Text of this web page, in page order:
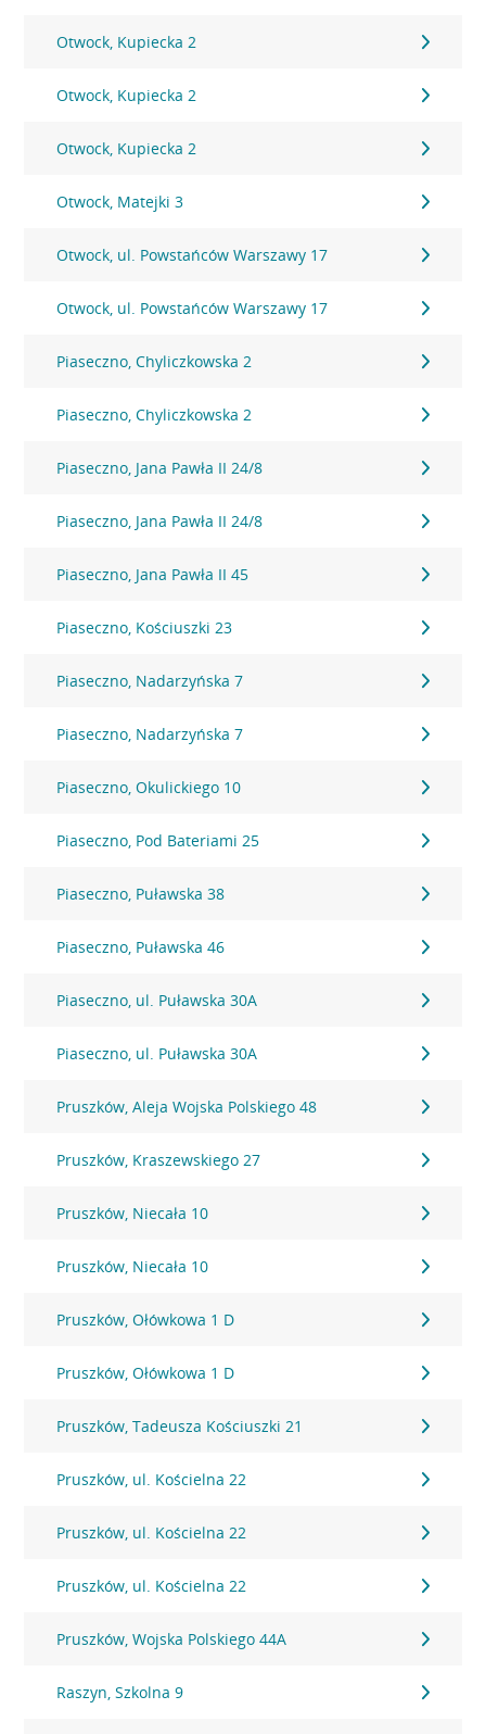
Otwock, Kupiecka 2
Otwock, Kupiecka 2
Otwock, Kupiecka 2
Otwock, Matejki 3
Otwock, ul. Powstańców Warszawy 17
Otwock, ul. Powstańców Warszawy 17
Piaseczno, Chyliczkowska 2
Piaseczno, Chyliczkowska 2
Piaseczno, Jana Pawła II 24/8
Piaseczno, Jana Pawła II 24/8
Piaseczno, Jana Pawła II 45
Piaseczno, Kościuszki 23
Piaseczno, Nadarzyńska 7
Piaseczno, Nadarzyńska 7
Piaseczno, Okulickiego 10
Piaseczno, Pod Bateriami 25
Piaseczno, Puławska 38
Piaseczno, Puławska 46
Piaseczno, ul. Puławska 30A
Piaseczno, ul. Puławska 30A
Pruszków, Aleja Wojska Polskiego 48
Pruszków, Kraszewskiego 27
Pruszków, Niecała 10
Pruszków, Niecała 10
Pruszków, Ołówkowa 1 D
Pruszków, Ołówkowa 1 D
Pruszków, Tadeusza Kościuszki 21
Pruszków, ul. Kościelna 22
Pruszków, ul. Kościelna 22
Pruszków, ul. Kościelna 22
Pruszków, Wojska Polskiego 44A
Raszyn, Szkolna 9